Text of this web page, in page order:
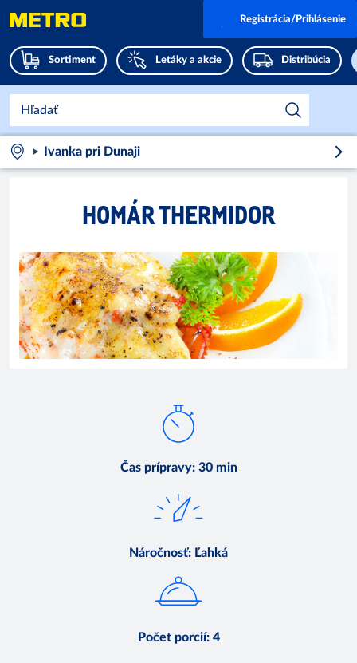
Sortiment Letáky a akcie Distribúcia
Registrácia/Prihlásenie
Ivanka pri Dunaji
HOMÁR THERMIDOR
Čas prípravy: 30 min
Náročnosť: Ľahká
Počet porcií: 4